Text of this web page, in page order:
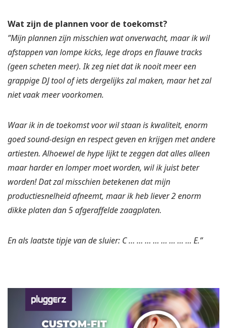
Wat zijn de plannen voor de toekomst?
”Mijn plannen zijn misschien wat onverwacht, maar ik wil
afstappen van lompe kicks, lege drops en flauwe tracks
(geen scheten meer). Ik zeg niet dat ik nooit meer een
grappige DJ tool of iets dergelijks zal maken, maar het zal
niet vaak meer voorkomen.
Waar ik in de toekomst voor wil staan is kwaliteit, enorm
goed sound-design en respect geven en krijgen met andere
artiesten. Alhoewel de hype lijkt te zeggen dat alles alleen
maar harder en lomper moet worden, wil ik juist beter
worden! Dat zal misschien betekenen dat mijn
productiesnelheid afneemt, maar ik heb liever 2 enorm
dikke platen dan 5 afgeraffelde zaagplaten.
En als laatste tipje van de sluier: C … … … … … … … … E.”